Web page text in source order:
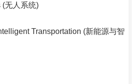
(无人系统)
Transportation (新能源与智